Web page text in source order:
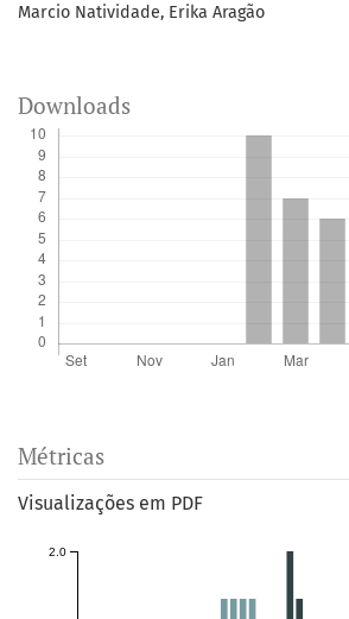
Marcio Natividade, Erika Aragão
Downloads
Métricas
Visualizações em PDF
2.0